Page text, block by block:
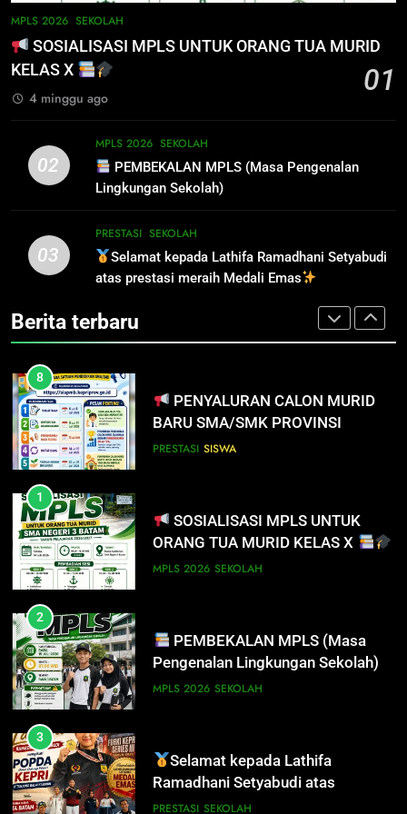
LUPA LAPOR DIRI!
INFO PENTING UNTUK
PENDAFTAR SPMB 2026 KEPRI
PRESTASI SISWA
8
PENYALURAN CALON MURID
BARU SMA/SMK PROVINSI
MPLS 2026 SEKOLAH
SOSIALISASI MPLS UNTUK ORANG TUA MURID
KELAS X
01
4 minggu ago
02
MPLS 2026 SEKOLAH
PEMBEKALAN MPLS (Masa Pengenalan
Lingkungan Sekolah)
03
PRESTASI SEKOLAH
Selamat kepada Lathifa Ramadhani Setyabudi
atas prestasi meraih Medali Emas
Berita terbaru
5
PENGUMUMAN TIDAK PERLU
INFO PENTING – JANGAN
LUPA LAPOR DIRI!
SISWA SPMB
7
INFO PENTING UNTUK
PENDAFTAR SPMB 2026 KEPRI
8
PENYALURAN CALON MURID
BARU SMA/SMK PROVINSI
KEPULAUAN RIAU 2026
PRESTASI SISWA
1
SOSIALISASI MPLS UNTUK
ORANG TUA MURID KELAS X
MPLS 2026 SEKOLAH
2
PEMBEKALAN MPLS (Masa
Pengenalan Lingkungan Sekolah)
MPLS 2026 SEKOLAH
3
Selamat kepada Lathifa
Ramadhani Setyabudi atas
prestasi meraih Medali Emas
PRESTASI SEKOLAH